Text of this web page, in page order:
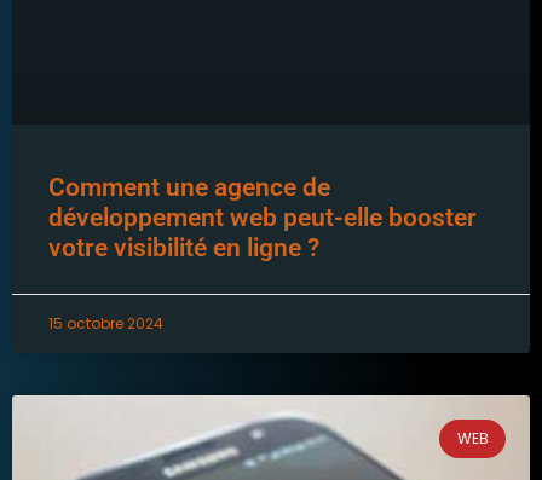
Comment une agence de
développement web peut-elle booster
votre visibilité en ligne ?
15 octobre 2024
WEB